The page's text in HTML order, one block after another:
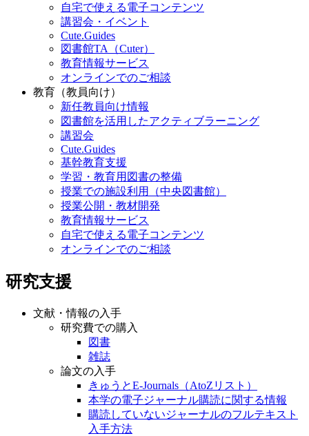
自宅で使える電子コンテンツ
講習会・イベント
Cute.Guides
図書館TA（Cuter）
教育情報サービス
オンラインでのご相談
教育（教員向け）
新任教員向け情報
図書館を活用したアクティブラーニング
講習会
Cute.Guides
基幹教育支援
学習・教育用図書の整備
授業での施設利用（中央図書館）
授業公開・教材開発
教育情報サービス
自宅で使える電子コンテンツ
オンラインでのご相談
研究支援
文献・情報の入手
研究費での購入
図書
雑誌
論文の入手
きゅうとE-Journals（AtoZリスト）
本学の電子ジャーナル購読に関する情報
購読していないジャーナルのフルテキスト
入手方法